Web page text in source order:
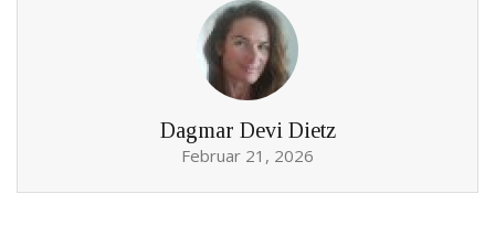
Dagmar Devi Dietz
Februar 21, 2026